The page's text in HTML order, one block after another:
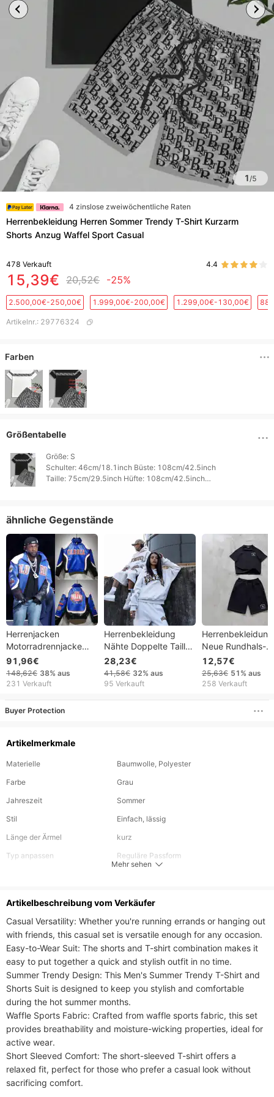
1/5
4 zinslose zweiwöchentliche Raten
Herrenbekleidung Herren Sommer Trendy T-Shirt Kurzarm
Shorts Anzug Waffel Sport Casual
478 Verkauft 4.4
15,39€ 20,52€ -25%
2.500,00€-250,00€ 1.999,00€-200,00€ 1.299,00€-130,00€
Artikelnr.: 29776324
Farben
Größentabelle
Größe: S
Schulter: 46cm/18.1inch Büste: 108cm/42.5inch
Taille: 75cm/29.5inch Hüfte: 108cm/42.5inch
ähnliche Gegenstände
Herrenjacken
Motorradrennjacke
Amerikanischer Stil
Baseball
Oberbekleidung
Motorradbekleidung
91,96€
148,62€ 38% aus
231 Verkauft
Herrenbekleidung
Nähte Doppelte Taille
Hip Hop Rap Lose
Hosen Freizeithosen
28,23€
41,58€ 32% aus
95 Verkauft
Neue Rundhals-
Kurzarm-T-Shirts
Stickereien aus
Jacquard,
12,57€
25,63€ 51% aus
258 Verkauft
Buyer Protection
Artikelmerkmale
Materielle
Baumwolle, Polyester
Farbe
Grau
Jahreszeit
Sommer
Stil
Einfach, lässig
Länge der Ärmel
kurz
Typ anpassen
Reguläre Passform
Mehr sehen
Artikelbeschreibung vom Verkäufer
Casual Versatility: Whether you're running errands or hanging out
with friends, this casual set is versatile enough for any occasion.
Easy-to-Wear Suit: The shorts and T-shirt combination makes it
easy to put together a quick and stylish outfit in no time.
Summer Trendy Design: This Men's Summer Trendy T-Shirt and
Shorts Suit is designed to keep you stylish and comfortable
during the hot summer months.
Waffle Sports Fabric: Crafted from waffle sports fabric, this set
provides breathability and moisture-wicking properties, ideal for
active wear.
Short Sleeved Comfort: The short-sleeved T-shirt offers a
relaxed fit, perfect for those who prefer a casual look without
sacrificing comfort.